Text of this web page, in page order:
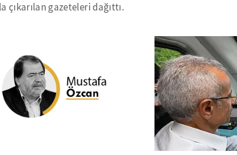
çıkarılan gazeteleri dağıttı.